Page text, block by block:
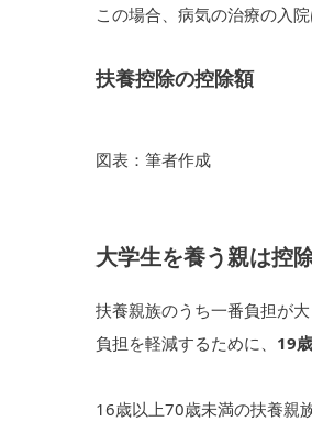
この場合、病気の治療の入
扶養控除の控除額
図表：筆者作成
大学生を養う親は控
扶養親族のうち一番負担が
負担を軽減するために、 19
16歳以上70歳未満の扶養親